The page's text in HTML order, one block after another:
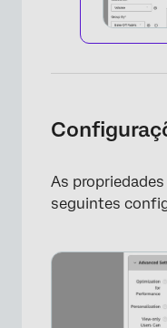
As
seguintes